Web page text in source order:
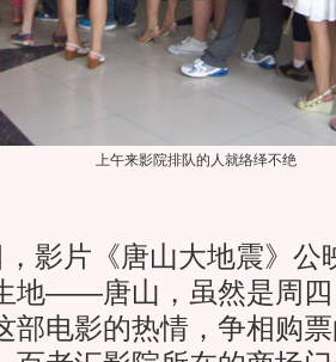
上午来影院排队的人就络绎不绝
片《唐山大地震》公
地——唐山，虽然是周四
部电影的热情，争相购